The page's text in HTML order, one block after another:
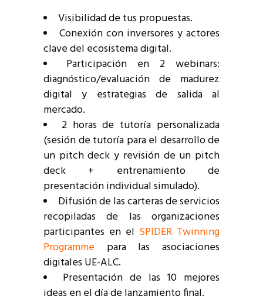
Visibilidad de tus propuestas.
Conexión con inversores y actores
clave del ecosistema digital.
Participación en 2 webinars:
diagnóstico/evaluación de madurez
digital y estrategias de salida al
mercado.
2 horas de tutoría personalizada
(sesión de tutoría para el desarrollo de
un pitch deck y revisión de un pitch
deck + entrenamiento de
presentación individual simulado).
Difusión de las carteras de servicios
recopiladas de las organizaciones
participantes en el SPIDER Twinning
Programme para las asociaciones
digitales UE-ALC.
Presentación de las 10 mejores
ideas en el día de lanzamiento final.